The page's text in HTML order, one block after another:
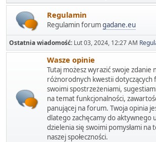
Regulamin
Regulamin forumgadane.eu
Ostatnia wiadomość: Lut 03, 2024, 12:27 AM
Wasze opinie
Tutaj możesz wyrazić swoje zdanie
różnorodnych kwestii dotyczących
swoimi spostrzeżeniami,
na temat funkcjonalności,
panującej na forum. Twoja opinia
dlatego zachęcamy do aktywnego
dzielenia się swoimi pomysłami na
naszej społeczności.